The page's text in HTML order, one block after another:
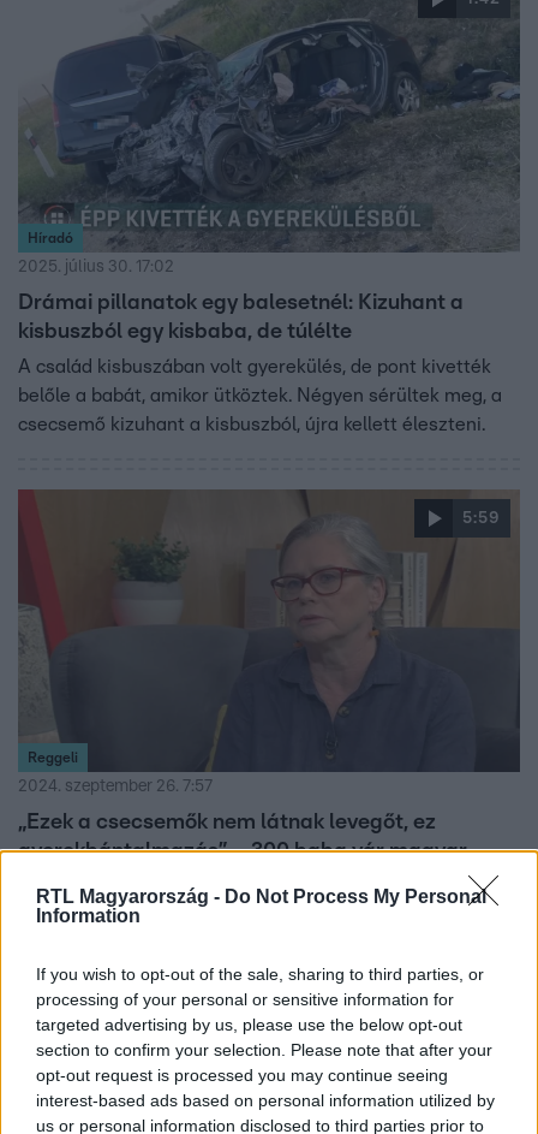
RTL Magyarország - Do Not Process My Personal
Information
If you wish to opt-out of the sale, sharing to third parties, or
processing of your personal or sensitive information for
targeted advertising by us, please use the below opt-out
section to confirm your selection. Please note that after your
opt-out request is processed you may continue seeing
interest-based ads based on personal information utilized by
us or personal information disclosed to third parties prior to
Híradó
2025. július 30. 17:02
Drámai pillanatok egy balesetnél: Kizuhant a
kisbuszból egy kisbaba, de túlélte
A család kisbuszában volt gyerekülés, de pont kivették
belőle a babát, amikor ütköztek. Négyen sérültek meg, a
csecsemő kizuhant a kisbuszból, újra kellett éleszteni.
5:59
Reggeli
2024. szeptember 26. 7:57
„Ezek a csecsemők nem látnak levegőt, ez
gyerekbántalmazás” – 300 baba vár magyar
Már tavaly figyelmeztette a kormányt a Gyermekjogi Civil
tömegesen ragadhatnak kórházban az elhagyott
kisbabák. Az utóbbi három hónap adatai alapján 280-300
közé tehető azoknak az elhagyott csecsemőknek a
száma, akik kórházban várnak nevelőszülőre. Szilvási
Lénával az SOS Gyermekfalvak szakmai vezetőjével
beszélgettünk arról a Reggeliben, mi az oka, hogy nem